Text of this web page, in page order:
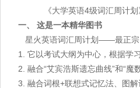
《大学英语4级词汇周计划
一、 这是一本精华图书
星火英语词汇周计划——最正宗
1. 它以考试大纲为中心，根据学
2. 融合“艾宾浩斯遗忘曲线”和“
3. 融合词根+联想式记忆法、图